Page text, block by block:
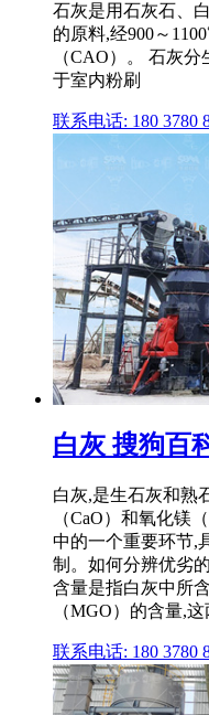
石灰是用石灰石、
的原料,经900～
（CAO）。 石灰
于室内粉刷
联系电话: 180 3780
白灰 搜狗百
白灰,是生石灰和熟
（CaO）和氧化镁
中的一个重要环节,
制。如何分辨优劣
含量是指白灰中所
（MGO）的含量,
联系电话: 180 3780